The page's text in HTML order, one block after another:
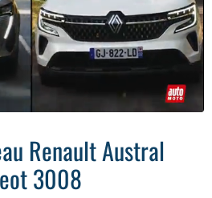
Renault Austral
3008